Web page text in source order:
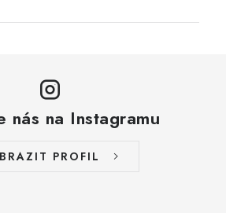
nás na Instagramu
PROFIL